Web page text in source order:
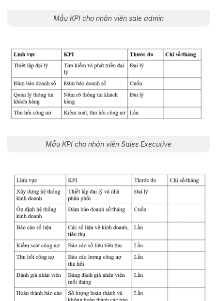
Mẫu KPI cho nhân viên sale admin
Mẫu KPI cho nhân viên Sales Executive